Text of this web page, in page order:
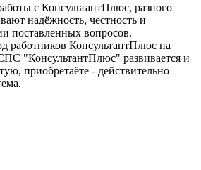
с КонсультантПлюс, разного
надёжность, честность и
поставленных вопросов.
работников КонсультантПлюс на
"КонсультантПлюс" развивается и
приобретаёте - действительно